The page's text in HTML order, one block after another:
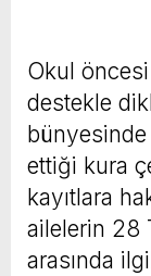
Okul
destekle
ettiği kura
kayıtlara
ailelerin 28
arasında